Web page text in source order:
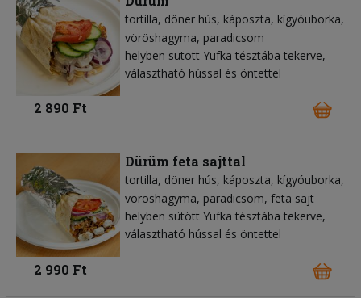
tortilla döner hús káposzta kígyóuborka
vöröshagyma paradicsom
helyben sütött Yufka tésztába tekerve,
választható hússal és öntettel
2 890 Ft
Dürüm feta sajttal
tortilla döner hús káposzta kígyóuborka
vöröshagyma paradicsom feta sajt
helyben sütött Yufka tésztába tekerve,
választható hússal és öntettel
2 990 Ft